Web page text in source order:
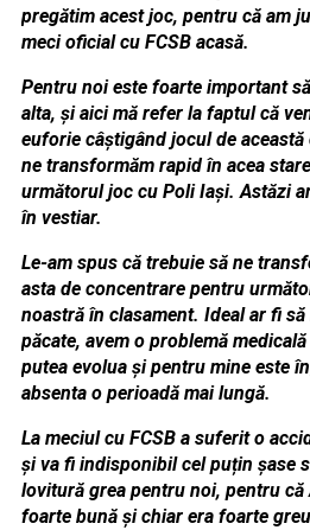
pregătim acest joc, pentru că am
meci oficial cu FCSB acasă.
Pentru noi este foarte important
alta, și aici mă refer la faptul că
euforie câștigând jocul de această
ne transformăm rapid în acea
următorul joc cu Poli Iași. Astăzi
în vestiar.
Le-am spus că trebuie să ne
asta de concentrare pentru
noastră în clasament. Ideal ar fi
păcate, avem o problemă
putea evolua și pentru mine este
absenta o perioadă mai lungă.
La meciul cu FCSB a suferit o
și va fi indisponibil cel puțin șase
lovitură grea pentru noi, pentru
foarte bună și chiar era foarte